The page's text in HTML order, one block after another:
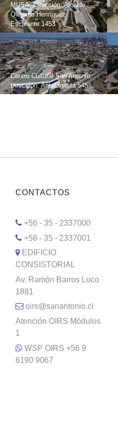
MUSA, Dirección: Alcalde
Olegario Henríquez
Escalante 1453
Centro Cultural San Antonio,
Dirección: Antofagasta 545
CONTACTOS
+56 - 35 - 2337000
+56 - 35 - 2337001
EDIFICIO
CONSISTORIAL
Av. Ramón Barros Luco
1881
oirs@sanantonio.cl
Atención OIRS Módulos
1
WSP OIRS +56 9
6190 9067